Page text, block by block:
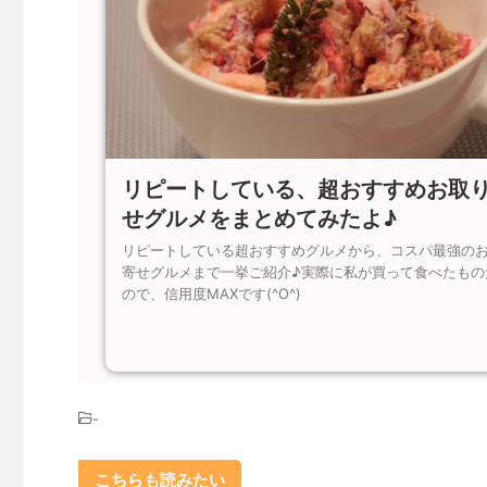
リピートしている、超おすすめお取
せグルメをまとめてみたよ♪
リピートしている超おすすめグルメから、コスパ最強の
寄せグルメまで一挙ご紹介♪実際に私が買って食べたも
ので、信用度MAXです(^O^)
-
こちらも読みたい